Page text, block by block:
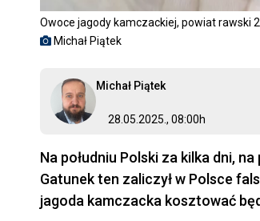
Owoce jagody kamczackiej, powiat rawski
Michał Piątek
28.05.2025., 08:00h
Michał Piątek
Na południu Polski za kilka dni,
Gatunek ten zaliczył w Polsce
jagoda kamczacka kosztować